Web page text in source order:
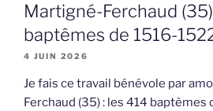
Martigné-Ferchaud
baptêmes de 1516-
4 JUIN 2026
Je fais ce travail bénévole par
Ferchaud (35) : les 414 baptêmes